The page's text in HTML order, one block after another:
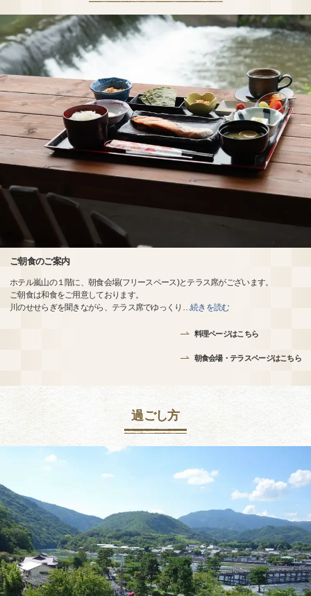
ご朝食のご案内
ホテル嵐山の１階に、朝食会場(フリースペース)とテラス席がございます。
ご朝食は和食をご用意しております。
川のせせらぎを聞きながら、テラス席でゆっくり …続きを読む
料理ページはこちら
朝食会場・テラスページはこちら
過ごし方